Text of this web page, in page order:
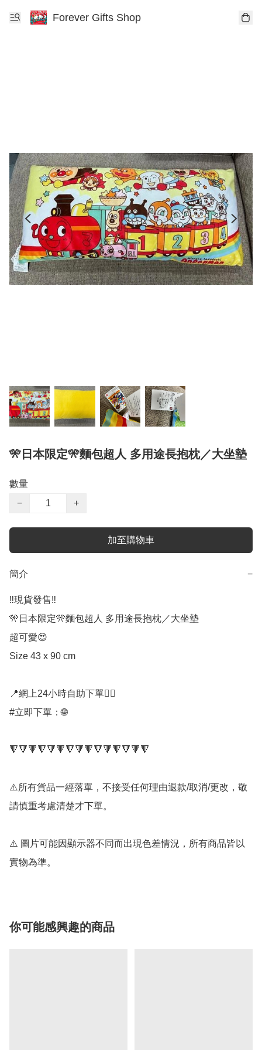
Forever Gifts Shop
🎌日本限定🎌麵包超人 多用途長抱枕／大坐墊
數量
−
+
加至購物車
簡介 −
‼️現貨發售‼️
🎌日本限定🎌麵包超人 多用途長抱枕／大坐墊
超可愛😍
Size 43 x 90 cm
📍網上24小時自助下單👍🏻
#立即下單：🌐
🔻🔻🔻🔻🔻🔻🔻🔻🔻🔻🔻🔻🔻🔻🔻
⚠️所有貨品一經落單，不接受任何理由退款/取消/更改，敬
請慎重考慮清楚才下單。
⚠️ 圖片可能因顯示器不同而出現色差情況，所有商品皆以
實物為準。
你可能感興趣的商品